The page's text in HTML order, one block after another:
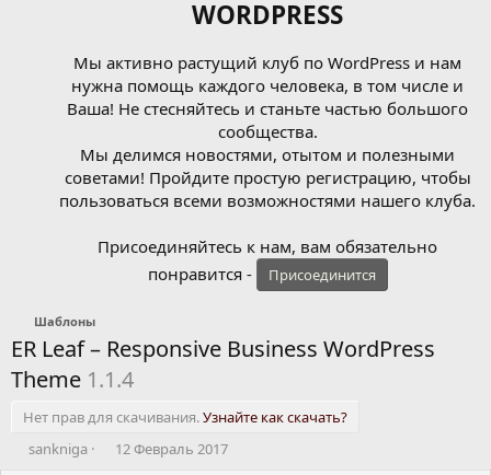
WORDPRESS
Мы активно растущий клуб по WordPress и нам
нужна помощь каждого человека, в том числе и
Ваша! Не стесняйтесь и станьте частью большого
сообщества.
Мы делимся новостями, отытом и полезными
советами! Пройдите простую регистрацию, чтобы
пользоваться всеми возможностями нашего клуба.
Присоединяйтесь к нам, вам обязательно
понравится -
Присоединится
Шаблоны
ER Leaf – Responsive Business WordPress
Theme 1.1.4
Нет прав для скачивания.Узнайте как скачать?
А
sankniga
Д12 Февраль 2017